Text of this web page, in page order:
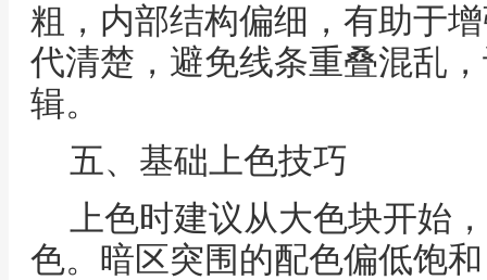
粗，内部结构偏细，有助于
代清楚，避免线条重叠混乱
辑。
五、基础上色技巧
上色时建议从大色块开始
色。暗区突围的配色偏低饱